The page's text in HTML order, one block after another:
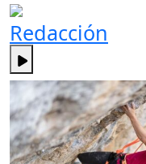
Redacción